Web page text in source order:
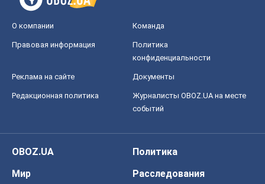
О компании Команда
Правовая информация
Политика
конфиденциальности
Реклама на сайте Документы
Редакционная политика
Журналисты OBOZ.UA на месте
событий
OBOZ.UA
Политика
Мир
Расследования